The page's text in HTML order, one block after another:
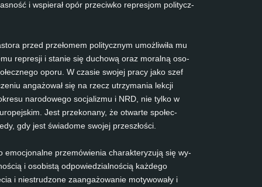
i ws­pie­rał opór prze­ciw­ko re­pres­jom po­li­tycz­
przed przełomem po­li­tycz­nym umożli­wiła mu
re­pres­ji i sta­nie się duchową oraz mo­ralną oso­
opo­ru. W cz­a­sie swo­jej pra­cy ja­ko szef
an­gażował się na rzecz ut­rzy­ma­nia lek­c­ji
nar­odo­we­go so­c­ja­liz­mu i NRD, nie tyl­ko w
Jest prze­ko­na­ny, że ot­war­te społec­
gdy jest świa­do­me swo­jej przeszłości.
emoc­jo­nal­ne przemówie­nia cha­rak­te­ry­zują się wy­
i oso­bistą od­po­wied­zi­al­nością każde­go
i nie­strud­zo­ne za­an­gażowa­nie mo­ty­wo­wały i